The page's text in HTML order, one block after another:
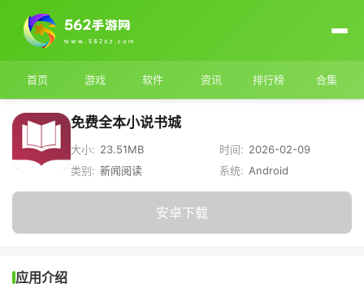
首页 游戏 软件 资讯 排行榜 合集
免费全本小说书城
大小: 23.51MB 时间: 2026-02-09
类别: 新闻阅读 系统: Android
安卓下载
应用介绍